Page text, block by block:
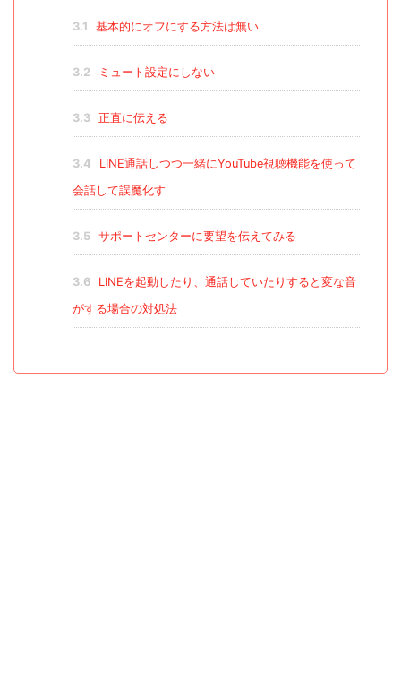
3.1 基本的にオフにする方法は無い
3.2 ミュート設定にしない
3.3 正直に伝える
3.4
LINE通話しつつ一緒にYouTube視聴機能を使って
会話して誤魔化す
3.5 サポートセンターに要望を伝えてみる
3.6
LINEを起動したり、通話していたりすると変な音
がする場合の対処法